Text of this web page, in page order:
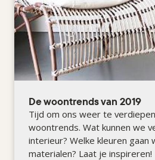
De woontrends van 2019
Tijd om ons weer te
woontrends. Wat kunnen we
interieur? Welke kleuren gaan
materialen? Laat je inspireren!